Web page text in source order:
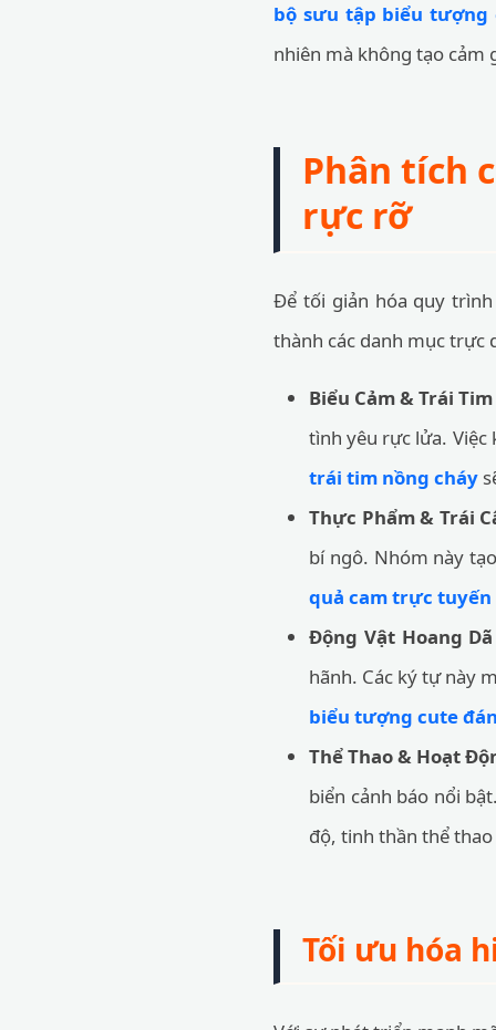
bộ sưu tập biểu tượng
nhiên mà không tạo cảm
Phân tích
rực rỡ
Để tối giản hóa quy
thành các danh mục trực
Biểu Cảm & Trái
tình yêu rực lửa.
trái tim nồng cháy
Thực Phẩm & Trái
bí ngô. Nhóm này
quả cam trực tuyến
Động Vật Hoang
hãnh. Các ký tự này
biểu tượng cute
Thể Thao & Hoạt
biển cảnh báo nổi
độ, tinh thần thể
Tối ưu hóa